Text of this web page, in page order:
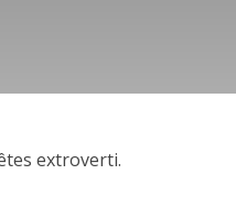
extroverti.